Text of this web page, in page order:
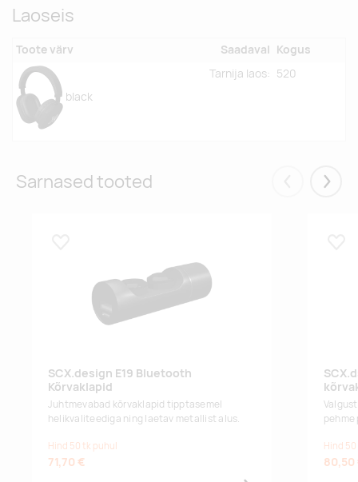
Laoseis
Toote värv Saadaval Kogus
black
Tarnija laos: 520
Sarnased tooted Eelmised
SCX.design E19 Bluetooth
Kõrvaklapid
Juhtmevabad kõrvaklapid tipptasemel
helikvaliteediga ning laetav metallist alus.
Hind 50 tk puhul
71,70 €
Hind
80,50